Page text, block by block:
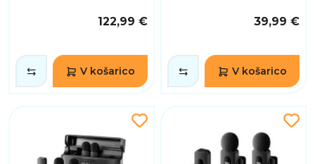
122,99 €
V košarico
39,99 €
V košarico